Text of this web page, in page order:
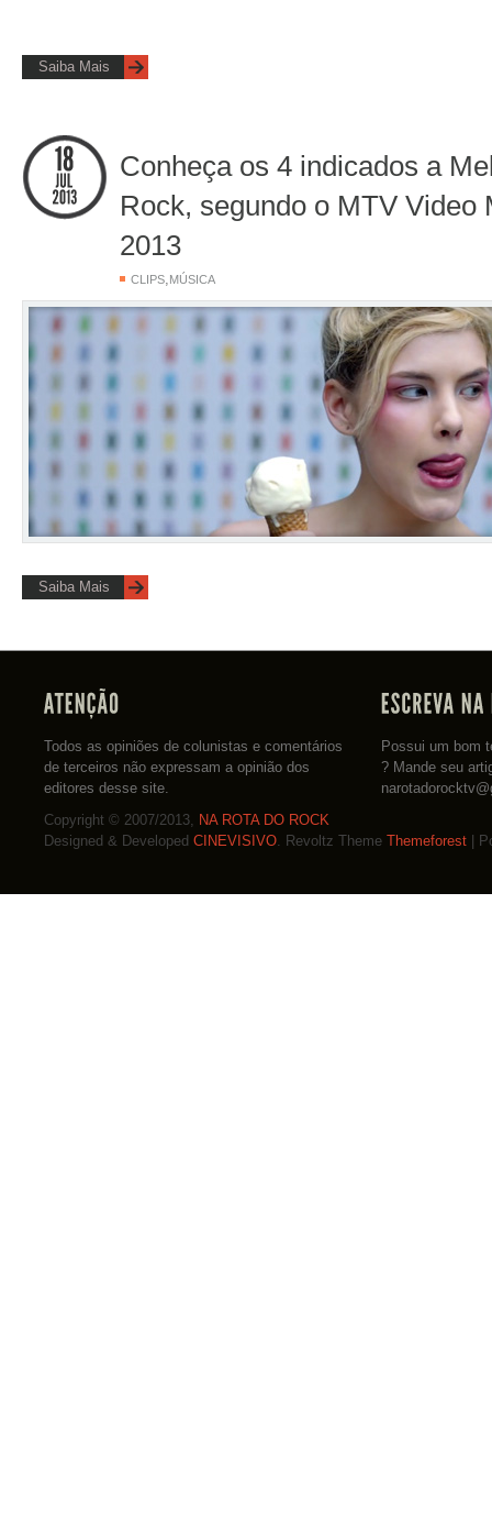
Saiba Mais
Conheça os 4 indicados a
Rock, segundo o MTV Video
2013
CLIPS MÚSICA
Saiba Mais
Todos as opiniões de colunistas e comentários
de terceiros não expressam a opinião dos
editores desse site.
Possui um bom
? Mande seu
Copyright © 2007/2013,
NA ROTA DO ROCK
Designed & Developed CINEVISIVO . Revoltz Theme Themeforest |